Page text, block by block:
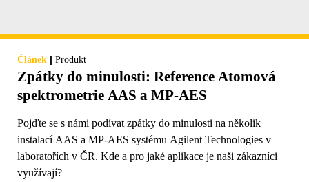
Článek | Produkt
Zpátky do minulosti: Reference Atomová
spektrometrie AAS a MP-AES
Pojďte se s námi podívat zpátky do minulosti na několik
instalací AAS a MP-AES systému Agilent Technologies v
laboratořích v ČR. Kde a pro jaké aplikace je naši zákazníci
využívají?